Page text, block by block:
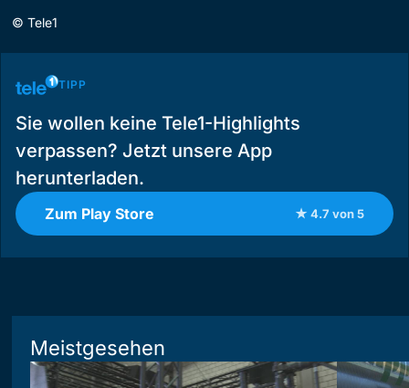
© Tele1
TIPP
Sie wollen keine Tele1-Highlights
verpassen? Jetzt unsere App
herunterladen.
Zum Play Store ★ 4.7 von 5
Meistgesehen